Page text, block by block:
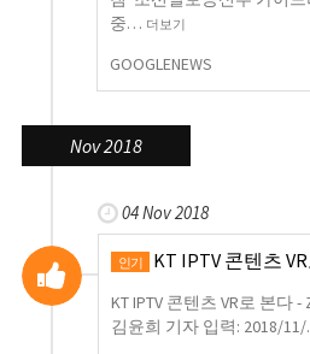
중… 더보기
GOOGLENEWS
Nov 2018
04 Nov 2018
인기 KT IPTV 콘텐츠
KT IPTV 콘텐츠 VR로 본다
김윤희 기자 입력: 2018/